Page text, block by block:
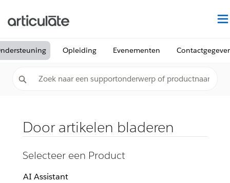
Opleiding Evenementen
Door artikelen bladeren
Selecteer een Product
AI Assistant